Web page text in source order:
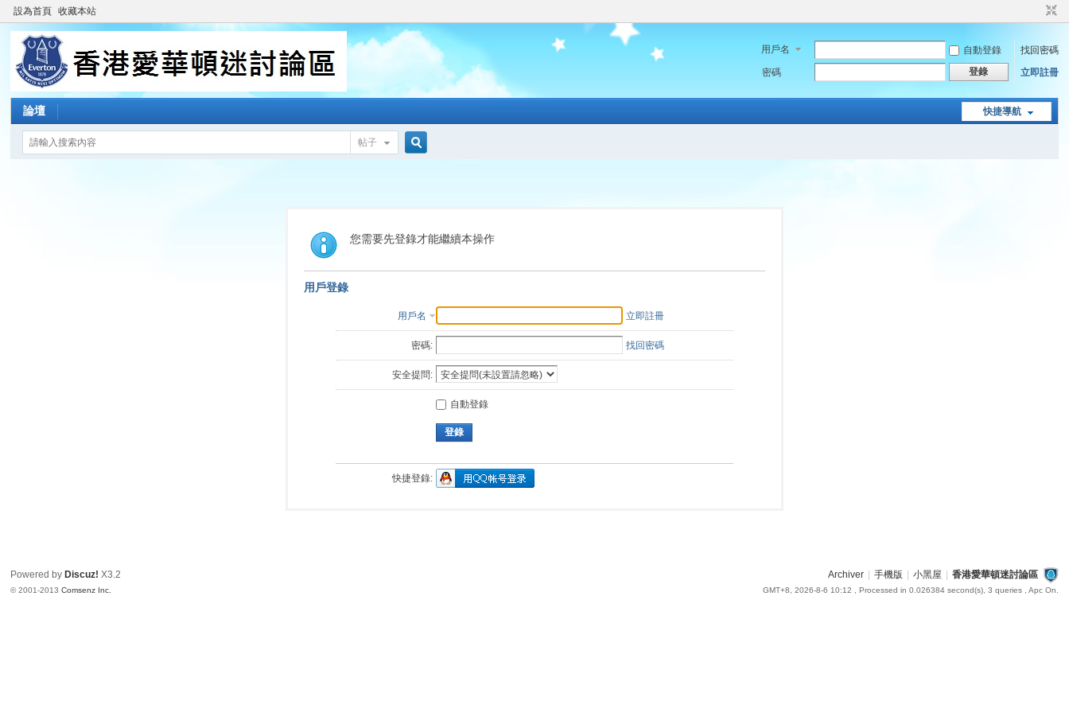
設為首頁 收藏本站
用戶名 自動登錄
找回密碼
密碼
登錄 立即註冊
快捷導航
論壇
帖子
索
您需要先登錄才能繼續本操作
用戶登錄
用戶名 立即註冊
密碼: 找回密碼
安全提問:
自動登錄
登錄
快捷登錄:
Archiver 手機版 小黑屋 香港愛華頓迷討論區
GMT+8, 2026-8-6 10:12 , Processed in 0.026384 second(s), 3 queries , Apc On.
Powered by Discuz! X3.2
© 2001-2013Comsenz Inc.